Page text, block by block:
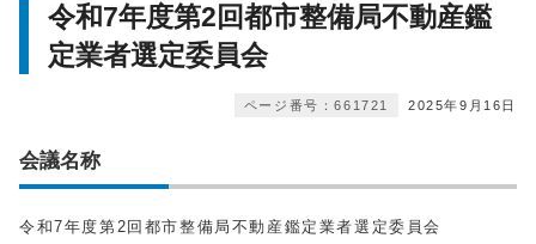
令和7年度第2回都市整備局不動産鑑
定業者選定委員会
2025年9月16日
ページ番号：661721
会議名称
令和7年度第2回都市整備局不動産鑑定業者選定委員会